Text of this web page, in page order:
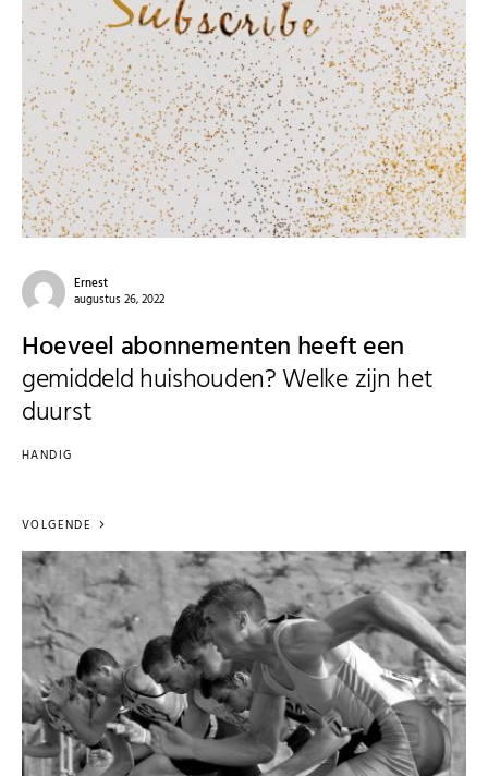
Ernest
augustus 26, 2022
Hoeveel abonnementen heeft een
gemiddeld huishouden? Welke zijn het
duurst
HANDIG
VOLGENDE